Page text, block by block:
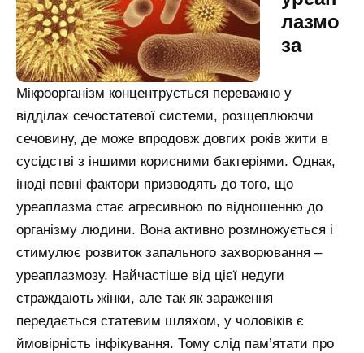
лазмо
за
Мікроорганізм концентрується переважно у
відділах сечостатевої системи, розщеплюючи
сечовину, де може впродовж довгих років жити в
сусідстві з іншими корисними бактеріями. Однак,
іноді певні фактори призводять до того, що
уреаплазма стає агресивною по відношенню до
організму людини. Вона активно розмножується і
стимулює розвиток запального захворювання –
уреаплазмозу. Найчастіше від цієї недуги
страждають жінки, але так як зараження
передається статевим шляхом, у чоловіків є
ймовірність інфікування. Тому слід пам’ятати про